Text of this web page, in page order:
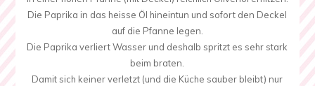
Die Paprika in das heisse Öl hineintun und sofort den Deckel
auf die Pfanne legen.
Die Paprika verliert Wasser und deshalb spritzt es sehr stark
beim braten.
Damit sich keiner verletzt (und die Küche sauber bleibt) nur